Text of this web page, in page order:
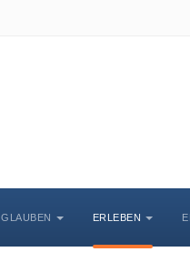
GLAUBEN ERLEBEN